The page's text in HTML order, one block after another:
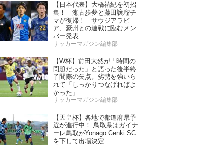
【日本代表】大橋祐紀を初招
集！ 瀬古歩夢と藤田譲瑠チ
マが復帰！ サウジアラビ
ア、豪州との連戦に臨むメン
バー発表
サッカーマガジン編集部
【W杯】前田大然が「時間の
問題だった」と語った後半終
了間際の失点。劣勢を強いら
れて「しっかりつなげればよ
かった」
サッカーマガジン編集部
【天皇杯】各地で都道府県予
選が進行中！ 鳥取県はガイナ
ーレ鳥取がYonago Genki SC
を下して出場決定